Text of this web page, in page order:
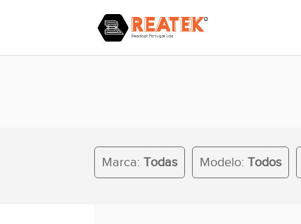
Marca:Todas Modelo:Todos